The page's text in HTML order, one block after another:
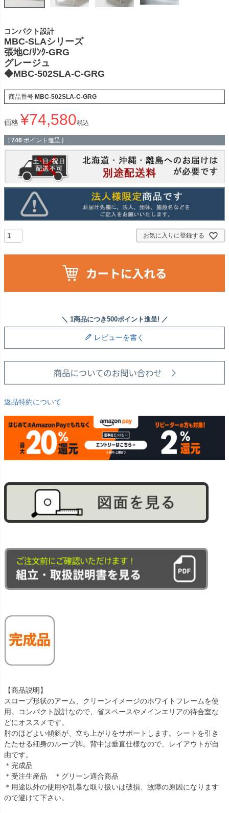
コンパクト設計
MBC-SLAシリーズ
張地C/ﾘﾝｸ-GRG
グレージュ
◆MBC-502SLA-C-GRG
商品番号 MBC-502SLA-C-GRG
価格 ¥74,580税込
[ 746 ポイント進呈 ]
お気に入りに登録する
レビューを書く
返品特約について
【商品説明】
スロープ形状のアーム、クリーンイメージのホワイトフレームを使
用。コンパクト設計なので、省スペースやメインエリアの待合室な
どにオススメです。
肘のほどよい傾斜が、立ち上がりをサポートします。シートを引き
たたせる細身のループ脚。背中は垂直仕様なので、レイアウトが自
由です。
＊完成品
＊受注生産品 ＊グリーン適合商品
＊用途以外の使用や乱暴な取り扱いは破損、故障の原因になります
ので避けて下さい。